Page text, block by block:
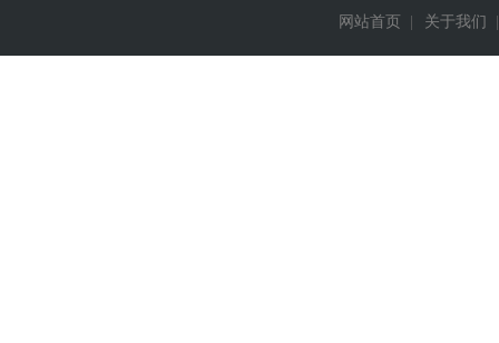
网站首页 关于我们